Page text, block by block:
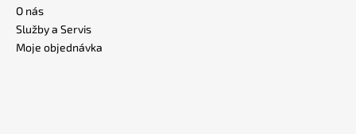
O nás
Služby a Servis
Moje objednávka